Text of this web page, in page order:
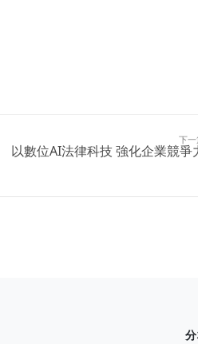
下一
以數位AI法律科技 強化企業競爭